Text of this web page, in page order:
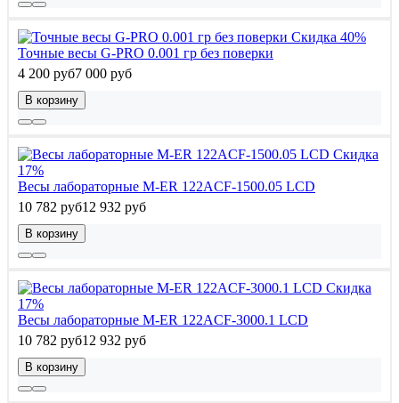
Скидка 40%
Точные весы G-PRO 0.001 гр без поверки
4 200 руб7 000 руб
В корзину
Скидка
17%
Весы лабораторные M-ER 122АCF-1500.05 LСD
10 782 руб12 932 руб
В корзину
Скидка
17%
Весы лабораторные M-ER 122АCF-3000.1 LСD
10 782 руб12 932 руб
В корзину